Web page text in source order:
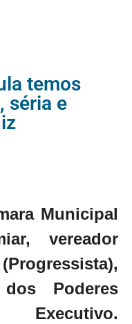
temos
séria e
Municipal
vereador
Poderes